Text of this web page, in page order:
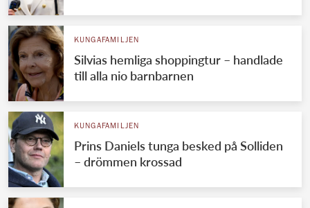
KUNGAFAMILJEN
Silvias hemliga shoppingtur – handlade
till alla nio barnbarnen
KUNGAFAMILJEN
Prins Daniels tunga besked på Solliden
– drömmen krossad